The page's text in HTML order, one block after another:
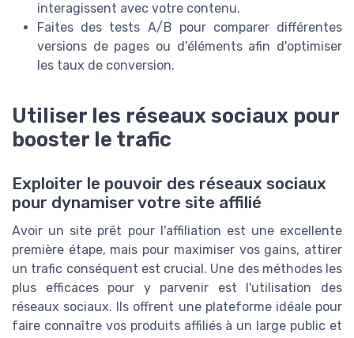
interagissent avec votre contenu.
Faites des tests A/B pour comparer différentes
versions de pages ou d'éléments afin d'optimiser
les taux de conversion.
Utiliser les réseaux sociaux pour
booster le trafic
Exploiter le pouvoir des réseaux sociaux
pour dynamiser votre site affilié
Avoir un site prêt pour l'affiliation est une excellente
première étape, mais pour maximiser vos gains, attirer
un trafic conséquent est crucial. Une des méthodes les
plus efficaces pour y parvenir est l'utilisation des
réseaux sociaux. Ils offrent une plateforme idéale pour
faire connaître vos produits affiliés à un large public et